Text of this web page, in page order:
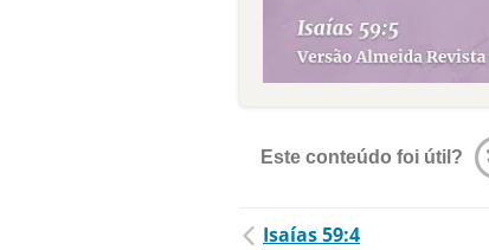
Este conteúdo foi útil?
Isaías 59:4